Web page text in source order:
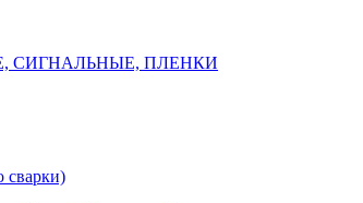
СИГНАЛЬНЫЕ, ПЛЕНКИ